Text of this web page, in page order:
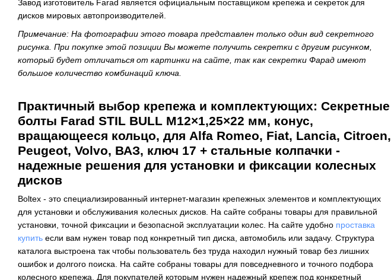
Завод изготовитель Farad является официальным поставщиком крепежа и секреток для
дисков мировых автопроизводителей.
Примечание: На фотографии этого товара представлен только один вид секретного
рисунка. При покупке этой позиции Вы можете получить секретки с другим рисунком,
который будет отличаться от картинки на сайте, так как секретки Фарад имеют
большое количество комбинаций ключа.
Практичный выбор крепежа и комплектующих: Секретные
болты Farad STIL BULL M12×1,25×22 мм, конус,
вращающееся кольцо, для Alfa Romeo, Fiat, Lancia, Citroen,
Peugeot, Volvo, ВАЗ, ключ 17 + стальные колпачки -
надежные решения для установки и фиксации колесных
дисков
Boltex - это специализированный интернет-магазин крепежных элементов и комплектующих
для установки и обслуживания колесных дисков. На сайте собраны товары для правильной
установки, точной фиксации и безопасной эксплуатации колес. На сайте удобно проставка
купить если вам нужен товар под конкретный тип диска, автомобиль или задачу. Структура
каталога выстроена так чтобы пользователь без труда находил нужный товар без лишних
ошибок и долгого поиска. На сайте собраны товары для повседневного и точного подбора
колесного крепежа. Для покупателей которым нужен надежный крепеж под конкретный